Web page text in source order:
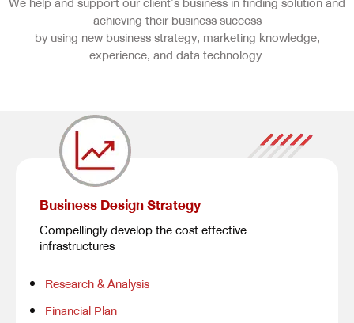
achieving their business success
by using new business strategy, marketing knowledge,
experience, and data technology.
Business Design Strategy
Compellingly develop the cost effective
infrastructures
Research & Analysis
Financial Plan